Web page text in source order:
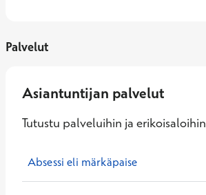
Palvelut
Asiantuntijan palvelut
Tutustu palveluihin ja erikoisaloihin
Absessi eli märkäpaise